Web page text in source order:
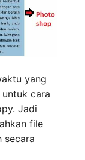
yang
cara
Jadi
file
secara